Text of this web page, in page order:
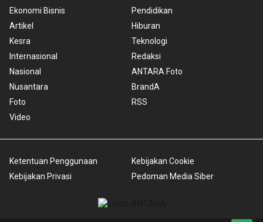
Ekonomi Bisnis
Artikel
Kesra
Internasional
Nasional
Nusantara
Foto
Video
Pendidikan
Hiburan
Teknologi
Redaksi
ANTARA Foto
BrandA
RSS
Ketentuan Penggunaan
Kebijakan Privasi
Kebijakan Cookie
Pedoman Media Siber